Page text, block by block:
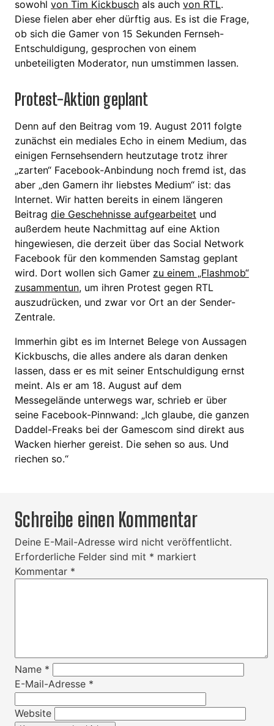
sowohl von Tim Kickbusch als auch von RTL.
Diese fielen aber eher dürftig aus. Es ist die Frage,
ob sich die Gamer von 15 Sekunden Fernseh-
Entschuldigung, gesprochen von einem
unbeteiligten Moderator, nun umstimmen lassen.
Protest-Aktion geplant
Denn auf den Beitrag vom 19. August 2011 folgte
zunächst ein mediales Echo in einem Medium, das
einigen Fernsehsendern heutzutage trotz ihrer
„zarten“ Facebook-Anbindung noch fremd ist, das
aber „den Gamern ihr liebstes Medium“ ist: das
Internet. Wir hatten bereits in einem längeren
Beitrag die Geschehnisse aufgearbeitet und
außerdem heute Nachmittag auf eine Aktion
hingewiesen, die derzeit über das Social Network
Facebook für den kommenden Samstag geplant
wird. Dort wollen sich Gamer zu einem „Flashmob“
zusammentun, um ihren Protest gegen RTL
auszudrücken, und zwar vor Ort an der Sender-
Zentrale.
Immerhin gibt es im Internet Belege von Aussagen
Kickbuschs, die alles andere als daran denken
lassen, dass er es mit seiner Entschuldigung ernst
meint. Als er am 18. August auf dem
Messegelände unterwegs war, schrieb er über
seine Facebook-Pinnwand: „Ich glaube, die ganzen
Daddel-Freaks bei der Gamescom sind direkt aus
Wacken hierher gereist. Die sehen so aus. Und
riechen so.“
Schreibe einen Kommentar
Deine E-Mail-Adresse wird nicht veröffentlicht.
Erforderliche Felder sind mit * markiert
Kommentar *
Name *
E-Mail-Adresse *
Website